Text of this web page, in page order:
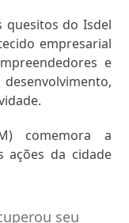
quesitos do Isdel
empresarial
e
comemora a
ações da cidade
seu